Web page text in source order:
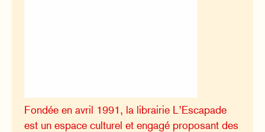
Fondée en avril 1991, la librairie L’Escapade
est un espace culturel et engagé proposant des